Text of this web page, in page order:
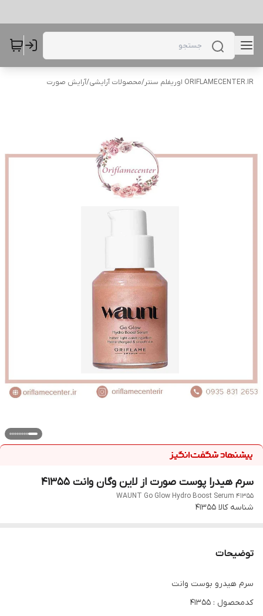
ORIFLAMECENTER.IR اوریفلم سنتر /محصولات آرایشی/آرایش صورت
سرم هیدرا پوست صورت از لاین وگان وانت 41355
WAUNT Go Glow Hydro Boost Serum 41355
شناسه کالا 41355
توضیحات
سرم هیدرو بوست وانت
کدمحصول : 41355